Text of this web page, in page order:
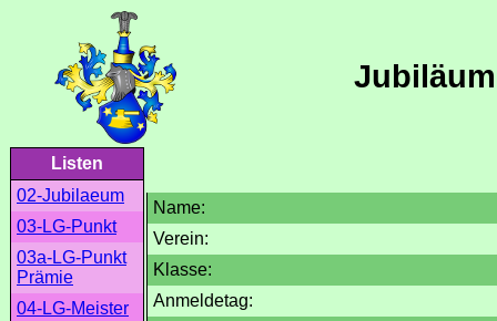
Listen
02-Jubilaeum
03-LG-Punkt
03a-LG-Punkt
Prämie
04-LG-Meister
Name:
Verein:
Klasse:
Anmeldetag: